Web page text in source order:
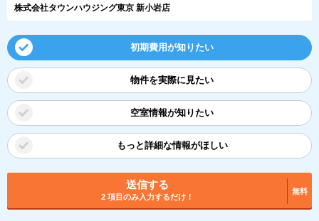
株式会社タウンハウジング東京 新小岩店
初期費用が知りたい
物件を実際に見たい
空室情報が知りたい
もっと詳細な情報がほしい
送信する
2 項目のみ入力するだけ！
無料